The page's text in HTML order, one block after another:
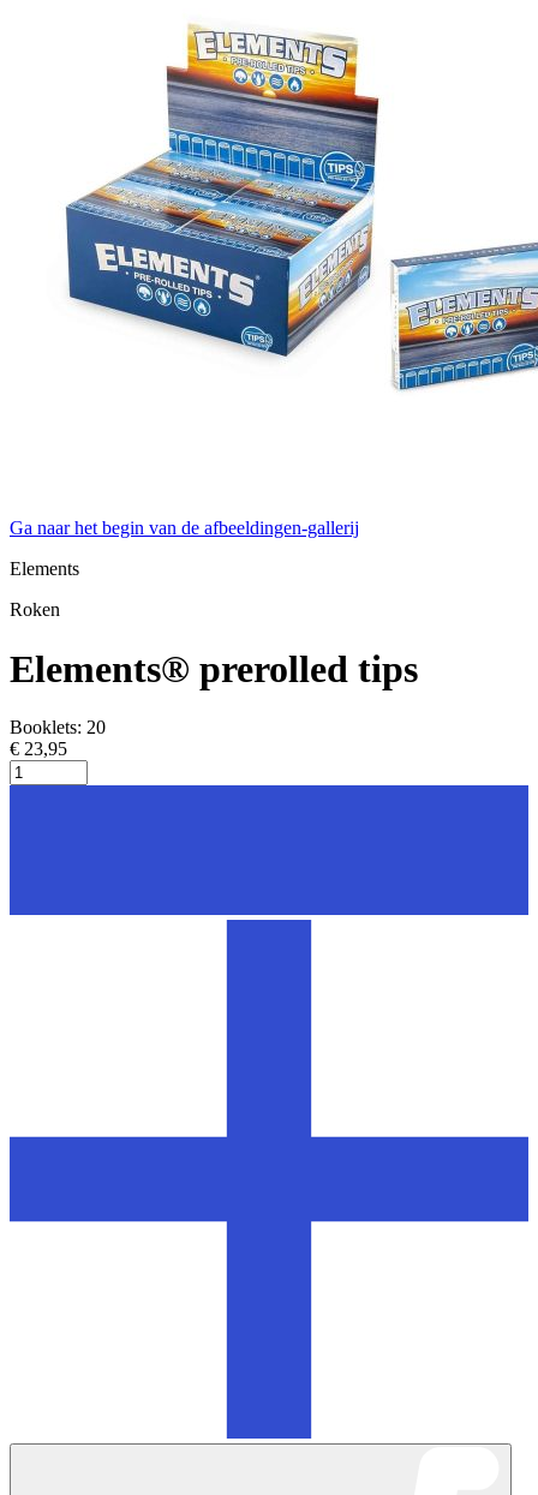
Ga naar het begin van de afbeeldingen-gallerij
Elements
Roken
Elements® prerolled tips
Booklets: 20
€ 23,95